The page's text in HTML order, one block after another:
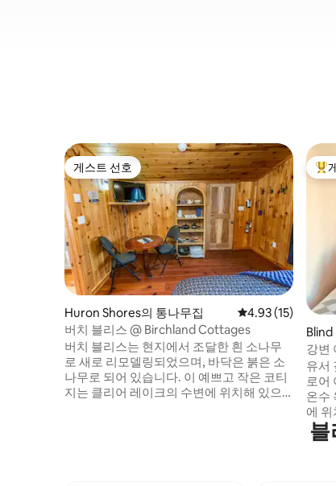
게스트 선호
게스트 선호
Huron Shores의 통나무집 평점 4.93점(5점
4.93 (15)
버치 블리스 @ Birchland Cottages
버치 블리스는 현지에서 조달한 흰 소나무
로 새로 리모델링되었으며, 바닥은 붉은 소
나무로 되어 있습니다. 이 예쁘고 작은 코티
지는 클리어 레이크의 수변에 위치해 있으
상
Blind
강변
유서
로어
온수
에 위치
노
있